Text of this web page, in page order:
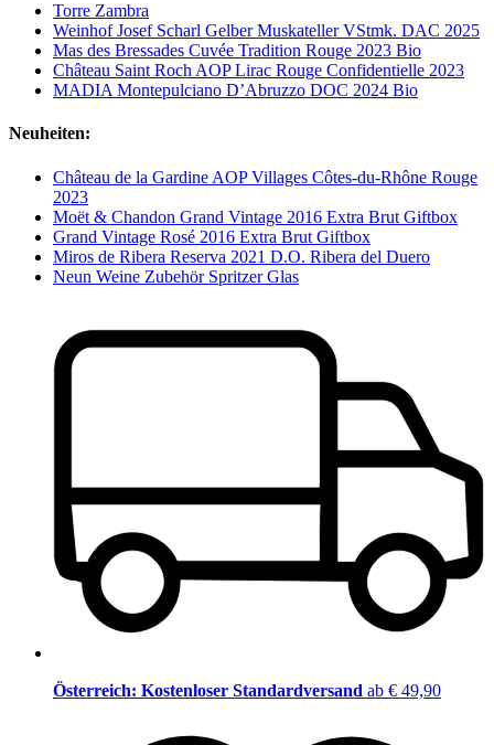
Torre Zambra
Weinhof Josef Scharl Gelber Muskateller VStmk. DAC 2025
Mas des Bressades Cuvée Tradition Rouge 2023 Bio
Château Saint Roch AOP Lirac Rouge Confidentielle 2023
MADIA Montepulciano D’Abruzzo DOC 2024 Bio
Neuheiten:
Château de la Gardine AOP Villages Côtes-du-Rhône Rouge
2023
Moët & Chandon Grand Vintage 2016 Extra Brut Giftbox
Grand Vintage Rosé 2016 Extra Brut Giftbox
Miros de Ribera Reserva 2021 D.O. Ribera del Duero
Neun Weine Zubehör Spritzer Glas
Österreich: Kostenloser Standardversand ab € 49,90